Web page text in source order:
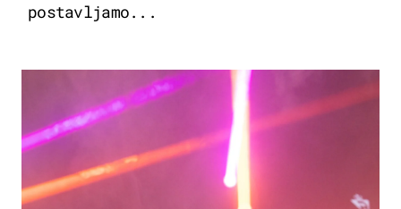
postavljamo...
KULTURA & ZABAVA